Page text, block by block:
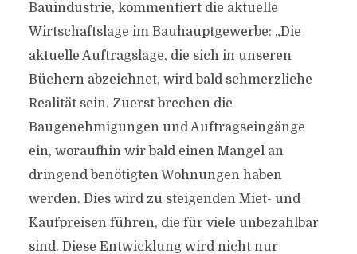
Bauindustrie, kommentiert die aktuelle
Wirtschaftslage im Bauhauptgewerbe: „Die
aktuelle Auftragslage, die sich in unseren
Büchern abzeichnet, wird bald schmerzliche
Realität sein. Zuerst brechen die
Baugenehmigungen und Auftragseingänge
ein, woraufhin wir bald einen Mangel an
dringend benötigten Wohnungen haben
werden. Dies wird zu steigenden Miet- und
Kaufpreisen führen, die für viele unbezahlbar
sind. Diese Entwicklung wird nicht nur